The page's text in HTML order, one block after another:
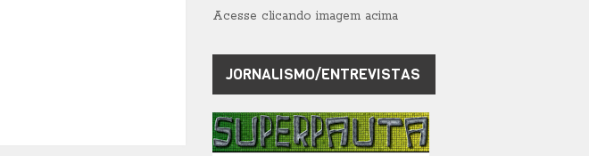
Acesse clicando imagem acima
JORNALISMO/ENTREVISTAS